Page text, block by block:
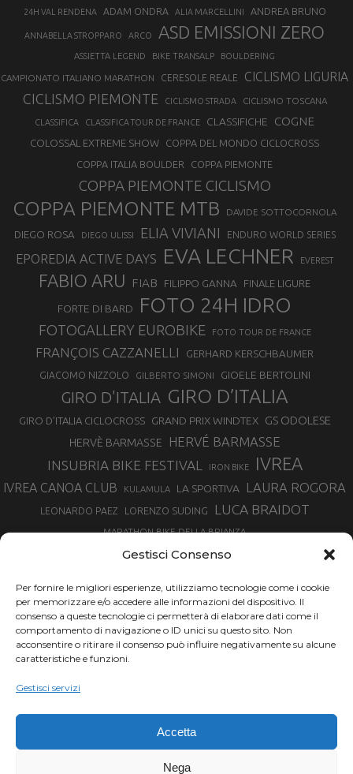
Gestisci Consenso
Per fornire le migliori esperienze, utilizziamo tecnologie come i cookie
per memorizzare e/o accedere alle informazioni del dispositivo. Il
consenso a queste tecnologie ci permetterà di elaborare dati come il
comportamento di navigazione o ID unici su questo sito. Non
acconsentire o ritirare il consenso può influire negativamente su alcune
caratteristiche e funzioni.
Gestisci servizi
Accetta
Nega
24H VAL RENDENA ADAM ONDRA ALIA MARCELLINI ANDREA BRUNO
ANNABELLA STROPPARO ARCO ASD EMISSIONI ZERO
ASSIETTA LEGEND BIKE TRANSALP BOULDERING
CAMPIONATO ITALIANO MARATHON CERESOLE REALE CICLISMO LIGURIA
CICLISMO PIEMONTE CICLISMO STRADA CICLISMO TOSCANA
CLASSIFICA CLASSIFICA TOUR DE FRANCE CLASSIFICHE COGNE
COLOSSAL EXTREME SHOW
COPPA DEL MONDO CICLOCROSS
COPPA ITALIA BOULDER
COPPA PIEMONTE
COPPA PIEMONTE CICLISMO
COPPA PIEMONTE MTB DAVIDE SOTTOCORNOLA
DIEGO ROSA DIEGO ULISSI ELIA VIVIANI ENDURO WORLD SERIES
EPOREDIA ACTIVE DAYS EVA LECHNER EVEREST
FABIO ARU FIAB FILIPPO GANNA FINALE LIGURE
FORTE DI BARD FOTO 24H IDRO
FOTOGALLERY EUROBIKE FOTO TOUR DE FRANCE
FRANÇOIS CAZZANELLI GERHARD KERSCHBAUMER
GIACOMO NIZZOLO GILBERTO SIMONI GIOELE BERTOLINI
GIRO D'ITALIA GIRO D’ITALIA
GIRO D’ITALIA CICLOCROSS GRAND PRIX WINDTEX GS ODOLESE
HERVÈ BARMASSE
HERVÉ BARMASSE
INSUBRIA BIKE FESTIVAL
IRON BIKE IVREA
IVREA CANOA CLUB KULAMULA LA SPORTIVA LAURA ROGORA
LEONARDO PAEZ LORENZO SUDING LUCA BRAIDOT
MARATHON BIKE DELLA BRIANZA
MARCO AURELIO FONTANA
MARTINO FRUET MATHIEU VAN DER POEL MATTEO TRENTIN MIKE FELDERER
MIRKO CELESTINO NIBALI
NINO SCHURTER
PARCO NAZIONALE GRAN PARADISO
PROMENADO BIKE
SIMONE MORO
TOUR DE FRANCE
VINCENZO NIBALI